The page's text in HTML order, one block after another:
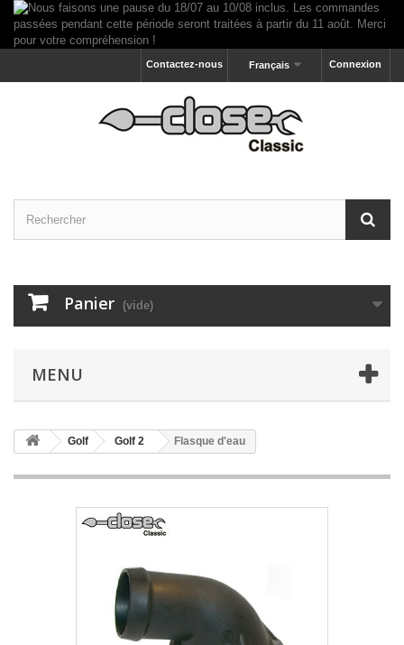
Connexion
Français
Contactez-nous
Panier (vide)
MENU
Golf Golf 2 Flasque d'eau